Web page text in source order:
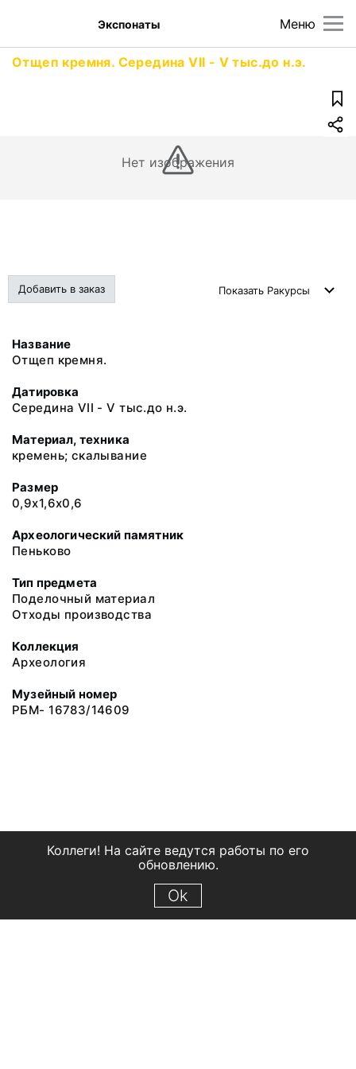
Меню
Экспонаты
Отщеп кремня. Середина VII - V тыс.до н.э.
Нет изображения
Добавить в заказ Показать Ракурсы
Название
Отщеп кремня.
Датировка
Середина VII - V тыс.до н.э.
Материал, техника
кремень; скалывание
Размер
0,9х1,6х0,6
Археологический памятник
Пеньково
Тип предмета
Поделочный материал
Отходы производства
Коллекция
Археология
Музейный номер
РБМ- 16783/14609
Коллеги! На сайте ведутся работы по его
обновлению.
Ok